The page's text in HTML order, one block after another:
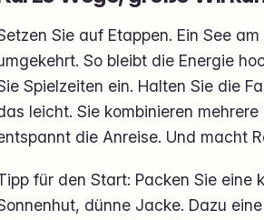
Sie auf Etappen. Ein See
So bleibt die Energie
Spielzeiten ein. Halten Sie die
leicht. Sie kombinieren
die Anreise. Und macht
für den Start: Packen Sie eine
dünne Jacke. Dazu